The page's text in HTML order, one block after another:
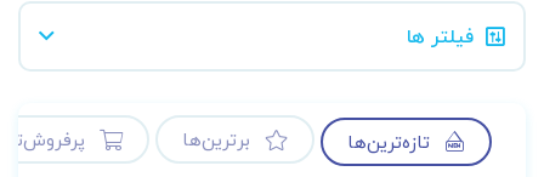
فیلتر ها
تازه‌ترین‌ها برترین‌ها